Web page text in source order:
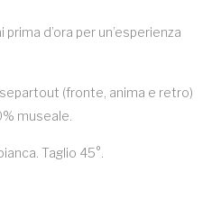
d’ora per un’esperienza
(fronte, anima e retro)
museale.
Taglio 45°.